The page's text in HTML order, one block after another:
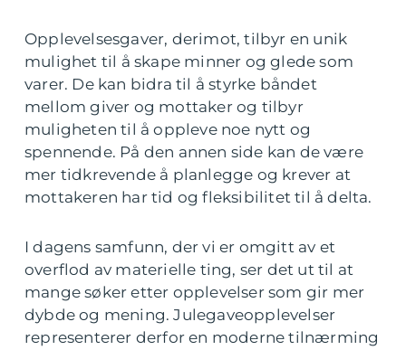
Opplevelsesgaver, derimot, tilbyr en unik
mulighet til å skape minner og glede som
varer. De kan bidra til å styrke båndet
mellom giver og mottaker og tilbyr
muligheten til å oppleve noe nytt og
spennende. På den annen side kan de være
mer tidkrevende å planlegge og krever at
mottakeren har tid og fleksibilitet til å delta.
I dagens samfunn, der vi er omgitt av et
overflod av materielle ting, ser det ut til at
mange søker etter opplevelser som gir mer
dybde og mening. Julegaveopplevelser
representerer derfor en moderne tilnærming